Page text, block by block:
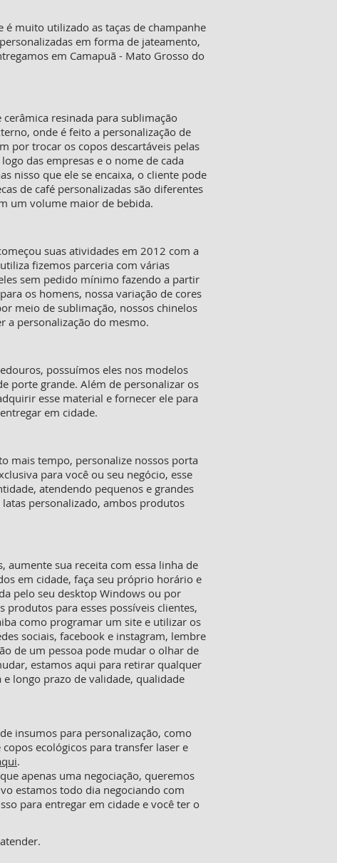
muito utilizado as taças de champanhe
em forma de jateamento,
em Camapuã - Mato Grosso do
resinada para sublimação
onde é feito a personalização de
por trocar os copos descartáveis pelas
das empresas e o nome de cada
nisso que ele se encaixa, o cliente pode
de café personalizadas são diferentes
um volume maior de bebida.
suas atividades em 2012 com a
fizemos parceria com várias
sem pedido mínimo fazendo a partir
os homens, nossa variação de cores
meio de sublimação, nossos chinelos
a personalização do mesmo.
possuímos eles nos modelos
porte grande. Além de personalizar os
esse material e fornecer ele para
em cidade.
mais tempo, personalize nossos porta
para você ou seu negócio, esse
atendendo pequenos e grandes
personalizado, ambos produtos
sua receita com essa linha de
em cidade, faça seu próprio horário e
pelo seu desktop Windows ou por
para esses possíveis clientes,
como programar um site e utilizar os
sociais, facebook e instagram, lembre
de um pessoa pode mudar o olhar de
estamos aqui para retirar qualquer
longo prazo de validade, qualidade
insumos para personalização, como
ecológicos para transfer laser e
.
apenas uma negociação, queremos
estamos todo dia negociando com
para entregar em cidade e você ter o